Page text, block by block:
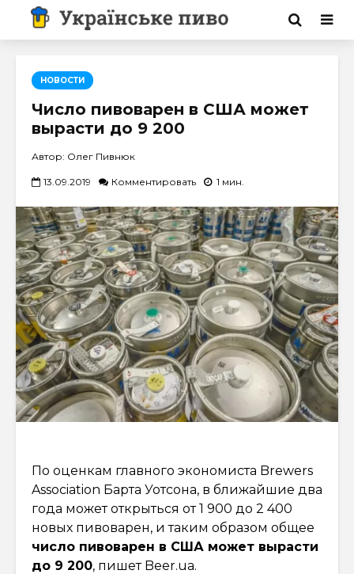
НОВОСТИ
Число пивоварен в США может
вырасти до 9 200
Автор: Олег Пивнюк
13.09.2019 Комментировать 1 мин.
По оценкам главного экономиста Brewers
Association Барта Уотсона, в ближайшие два
года может открыться от 1 900 до 2 400
новых пивоварен, и таким образом общее
число пивоварен в США может вырасти
до 9 200, пишет Beer.ua.